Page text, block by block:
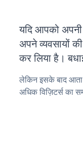
यदि आपको
अपने व्यवसायों
कर लिया है।
लेकिन इसके बाद
अधिक विज़िटर्स का